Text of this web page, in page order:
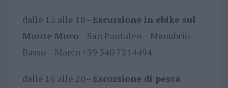
dalle 15 alle 18– Escursione in ebike sul
Monte Moro– San Pantaleo – Manubrio
Basso – Marco +39 340 7214494
dalle 16 alle 20– Escursione di pesca